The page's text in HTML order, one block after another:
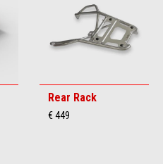
Rear Rack
€ 449